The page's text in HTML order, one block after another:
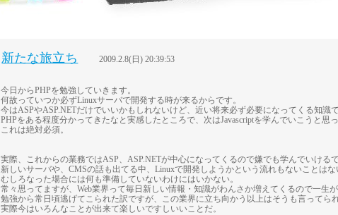
新たな旅立ち 2009.2.8(日) 20:39:53
今日からPHPを勉強していきます。
何故っていつか必ずLinuxサーバで開発する時が来るからです。
今はASPやASP.NETだけでいいかもしれないけど、近い将来必ず必要になってくる知識で
PHPをある程度分かってきたなと実感したところで、次はJavascriptを学んでいこうと思っ
これは絶対必須。
実際、これからの業務ではASP、ASP.NETが中心になってくるので嫌でも学んでいけるで
新しいサーバや、CMSの話も出てる中、Linuxで開発しようかという流れもないことはな
むしろなった場合には何も準備していないわけにはいかない。
常々思ってますが、Web業界って毎日新しい情報・知識がわんさか増えてくるので一生が
勉強から常日頃逃げてこられた訳ですが、この業界に立ち向かう以上はそうも言ってられ
実際今はいろんなことが出来て楽しいですしいいことだ。